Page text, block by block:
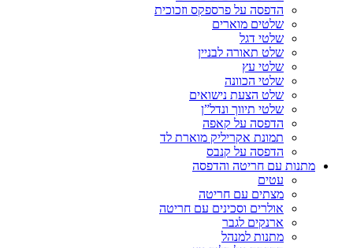
הדפסה על פרספקס וזכוכית
שלטים מוארים
שלטי דגל
שלט תאורה לבניין
שלטי עץ
שלטי הכוונה
שלט הצעת נישואים
שלטי תיווך ונדל”ן
הדפסה על קאפה
תמונת אקריליק מוארת לד
הדפסה על קנבס
מתנות עם חריטה והדפסה
עטים
מצתים עם חריטה
אולרים וסכינים עם חריטה
ארנקים לגבר
מתנות למנהל